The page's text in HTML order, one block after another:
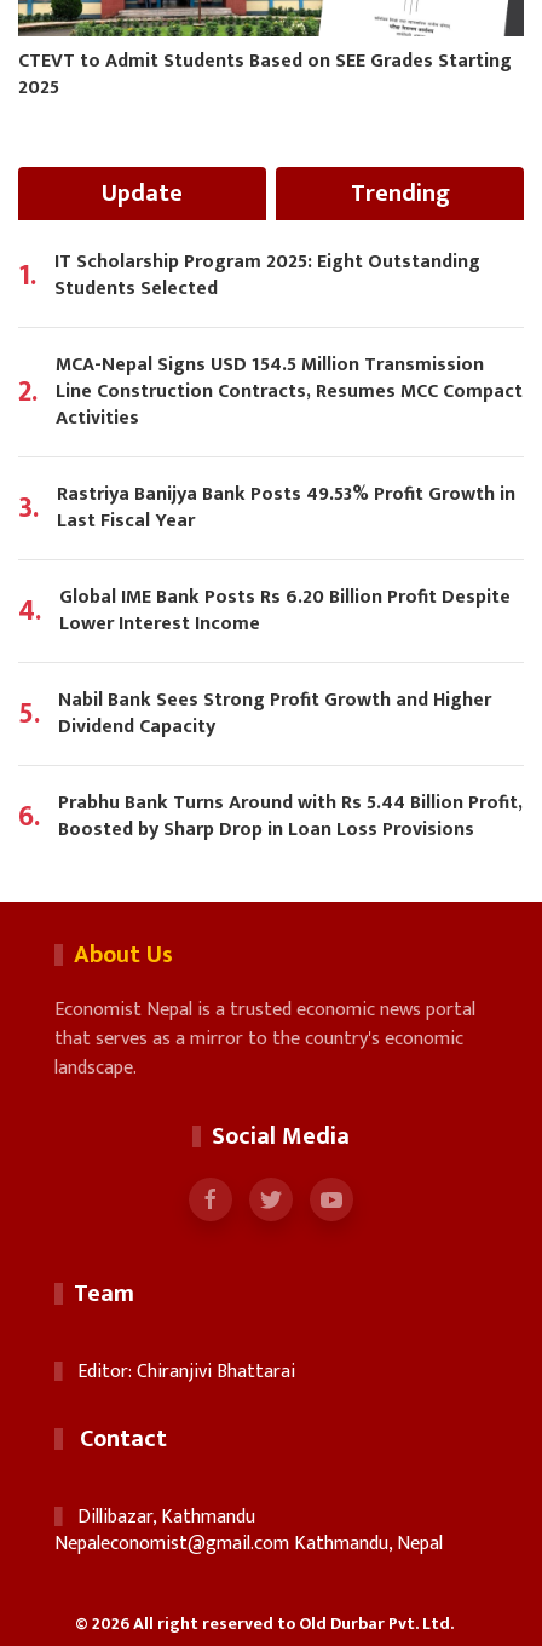
CTEVT to Admit Students Based on SEE Grades Starting
2025
Update Trending
1. IT Scholarship Program 2025: Eight Outstanding
Students Selected
2.
MCA-Nepal Signs USD 154.5 Million Transmission
Line Construction Contracts, Resumes MCC Compact
Activities
3. Rastriya Banijya Bank Posts 49.53% Profit Growth in
Last Fiscal Year
4. Global IME Bank Posts Rs 6.20 Billion Profit Despite
Lower Interest Income
5. Nabil Bank Sees Strong Profit Growth and Higher
Dividend Capacity
6. Prabhu Bank Turns Around with Rs 5.44 Billion Profit,
Boosted by Sharp Drop in Loan Loss Provisions
About Us
Economist Nepal is a trusted economic news portal
that serves as a mirror to the country's economic
landscape.
Social Media
Team
Editor: Chiranjivi Bhattarai
Contact
Dillibazar, Kathmandu
Nepaleconomist@gmail.comKathmandu, Nepal
© 2026 All right reserved to Old Durbar Pvt. Ltd.